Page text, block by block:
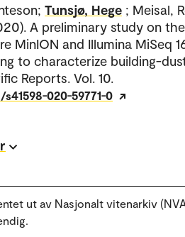
Tunsjø, Hege ; Meisal,
A preliminary study on the
MinION and Illumina MiSeq
to characterize building-
Reports. Vol. 10.
020-59771-0
ut av Nasjonalt vitenarkiv